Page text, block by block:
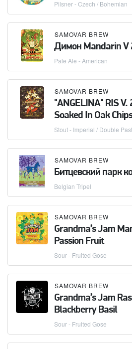
Pilsner - Czech / Bohemian
SAMOVAR BREW
Димон Mandarin V
Pale Ale - American
SAMOVAR BREW
"ANGELINA" RIS
Soaked In Oak
Stout - Imperial / Double
SAMOVAR BREW
Битцевский парк
Belgian Tripel
SAMOVAR BREW
Grandma’s Jam
Passion Fruit
Sour - Fruited Gose
SAMOVAR BREW
Grandma’s Jam
Blackberry Basil
Sour - Fruited Gose